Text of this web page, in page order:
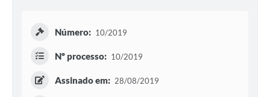
Número: 10/2019
Nº processo: 10/2019
Assinado em: 28/08/2019